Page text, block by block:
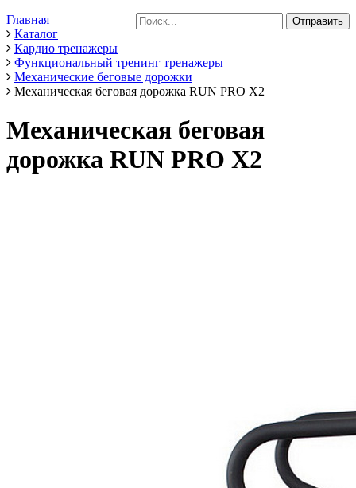
Главная
Каталог
Кардио тренажеры
Функциональный тренинг тренажеры
Механические беговые дорожки
Механическая беговая дорожка RUN PRO X2
Механическая беговая
дорожка RUN PRO X2